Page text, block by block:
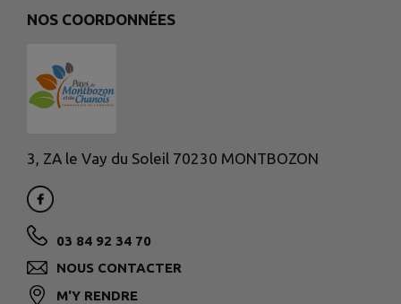
NOS COORDONNÉES
3, ZA le Vay du Soleil 70230 MONTBOZON
03 84 92 34 70
NOUS CONTACTER
M'Y RENDRE